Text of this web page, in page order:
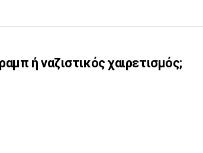
ή ναζιστικός χαιρετισμός;